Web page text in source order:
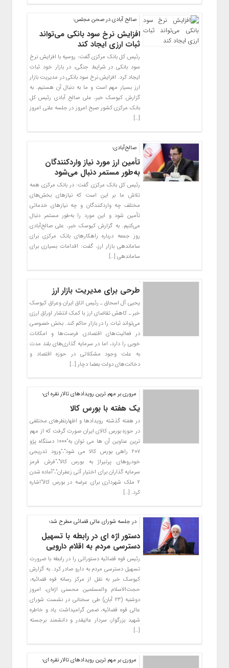
صالح آبادی در صحن مجلس:
افزایش نرخ سود بانکی می‌تواند
ثبات ارزی ایجاد کند
رئیس کل بانک مرکزی گفت: روسیه با افزایش نرخ
سود بانکی در شرایط جنگی، در بازار خود ثبات
ایجاد کرد. افزایش نرخ سود بانکی در مدیریت بازار
ارز بسیار مهم است و ما به دنبال آن هستیم. به
گزارش کیوسک خبر، علی صالح آبادی رئیس کل
بانک مرکزی کشور صبح امروز در جلسه علنی امروز
[…]
صالح‌آبادی:
تأمین ارز مورد نیاز واردکنندگان
به‌طور مستمر دنبال می‌شود
رئیس کل بانک مرکزی گفت: در بانک مرکزی همه
تلاش ما بر این است که نیازهای بخش‌های
مختلف چه واردکنندگان و چه نیازهای خدماتی
تأمین شود و این مورد را به‌طور مستمر دنبال
می‌کنیم. به گزارش کیوسک خبر، علی صالح‌آبادی
روز جمعه درباره راهکارهای بانک مرکزی برای
ساماندهی بازار ارز، گفت: اقدامات بسیاری برای
ساماندهی […]
طرحی برای مدیریت بازار ارز
یحیی آل اسحاق ـ رئیس اتاق ایران وعراق کیوسک
خبر ـ کاهش تقاضای ارز با کمک انتشار اوراق ارزی
می‌تواند ثبات را در بازار حاکم کند. بخش خصوصی
در فعالیت‌های اقتصادی فرصت‌ها و امکانات
خوبی را دارد، اما در سرمایه گذاری‌های بلند مدت
به علت وجود مشکلاتی در حوزه اقتصاد و
دخالت‌های دولت بعضا دچار […]
مروری بر مهم ترین رویدادهای تالار نقره ای؛
یک هفته با بورس کالا
در هفته گذشته رویدادها و اظهارنظرهای مختلفی
در حوزه بورس کالای ایران صورت گرفت که از مهم
ترین عناوین آن ها می توان به”۱۰۰۰ دستگاه پژو
۲۰۷ راهی بورس کالا می شود”،”ورود تدریجی
خودروهای پرتیراژ به بورس کالا”،”فرش قرمز
سرمایه گذاران برای اختیار آتی زعفران”،”آماده شدن
۲ ملک شهرداری برای عرضه در بورس کالا”اشاره
کرد. […]
در جلسه شورای عالی قضائی مطرح شد؛
دستور اژه ای در رابطه با تسهیل
دسترسی مردم به اقلام دارویی
رئیس قوه قضائیه دستوراتی را در رابطه با ضرورت
تسهیل دسترسی مردم به دارو صادر کرد. به گزارش
کیوسک خبر به نقل از مرکز رسانه قوه قضائیه،
حجت‌الاسلام والمسلمین محسنی اژه‌ای، امروز
دوشنبه (۲۳ آبان) طی سخنانی در نشست شورای
عالی قوه قضائیه، ضمن گرامیداشت یاد و خاطره
شهید بزرگوار، سردار عالیقدر و دانشمند برجسته
[…]
مروری بر مهم ترین رویدادهای تالار نقره ای؛